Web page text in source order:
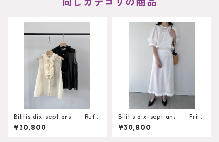
Bilitis dix-sept ans Ruffl
e Blouse（N.S）
¥30,800
Bilitis dix-sept ans Frill
Gatherring Blouse
¥30,800